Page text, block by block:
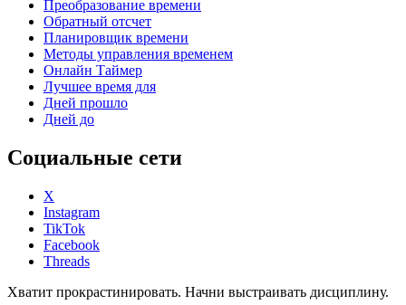
Преобразование времени
Обратный отсчет
Планировщик времени
Методы управления временем
Онлайн Таймер
Лучшее время для
Дней прошло
Дней до
Социальные сети
X
Instagram
TikTok
Facebook
Threads
Хватит прокрастинировать. Начни выстраивать дисциплину.